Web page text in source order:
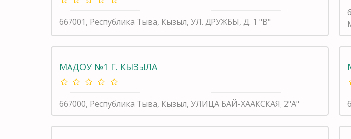
667001, Республика Тыва, Кызыл, УЛ. ДРУЖБЫ, Д. 1 "В"
МАДОУ №1 Г. КЫЗЫЛА
667000, Республика Тыва, Кызыл, УЛИЦА БАЙ-ХААКСКАЯ, 2"А"